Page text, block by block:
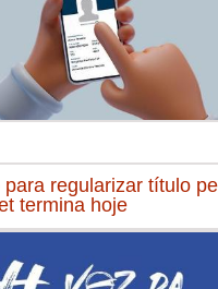
para regularizar título
termina hoje